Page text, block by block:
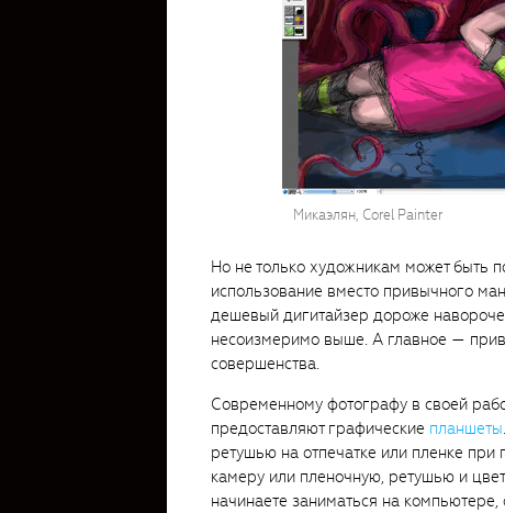
Микаэлян, Corel Painter
Но не только художникам может быть
использование вместо привычного
дешевый дигитайзер дороже
несоизмеримо выше. А главное —
совершенства.
Современному фотографу в своей
предоставляют графические планшеты
ретушью на отпечатке или пленке
камеру или пленочную, ретушью и
начинаете заниматься на